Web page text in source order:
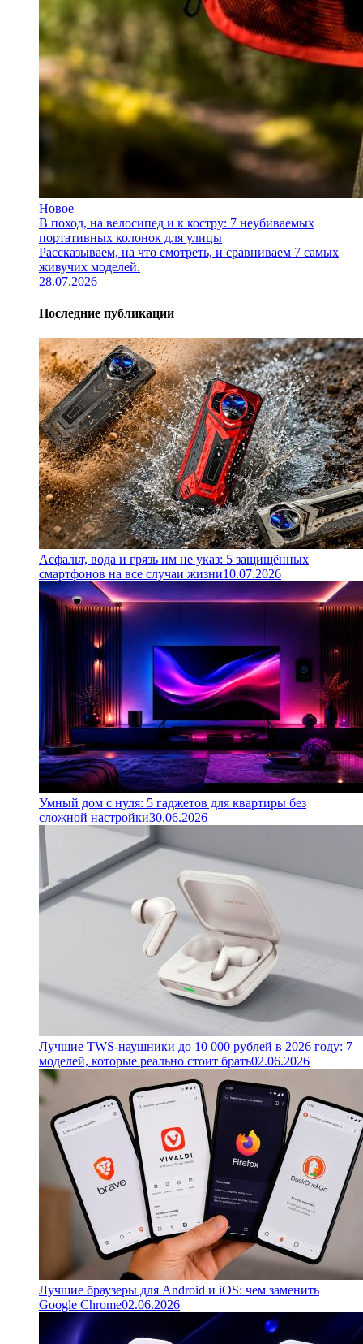
Новое
В поход, на велосипед и к костру: 7 неубиваемых
портативных колонок для улицы
Рассказываем, на что смотреть, и сравниваем 7 самых
живучих моделей.
28.07.2026
Последние публикации
Асфальт, вода и грязь им не указ: 5 защищённых
смартфонов на все случаи жизни10.07.2026
Умный дом с нуля: 5 гаджетов для квартиры без
сложной настройки30.06.2026
Лучшие TWS-наушники до 10 000 рублей в 2026 году: 7
моделей, которые реально стоит брать02.06.2026
Лучшие браузеры для Android и iOS: чем заменить
Google Chrome02.06.2026